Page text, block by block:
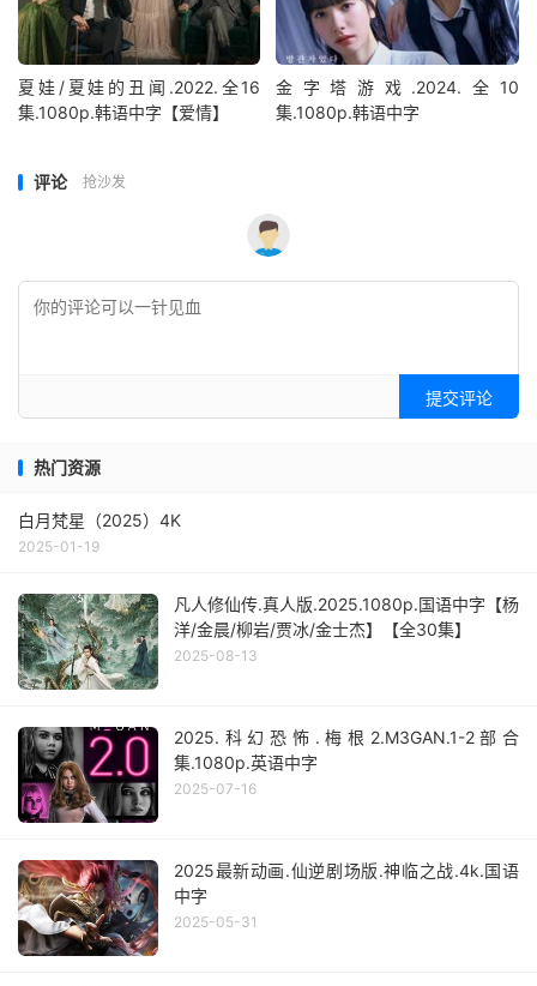
夏娃/夏娃的丑闻.2022.全16
集.1080p.韩语中字【爱情】
金字塔游戏.2024.全10
集.1080p.韩语中字
评论 抢沙发
提交评论
热门资源
白月梵星（2025）4K
2025-01-19
凡人修仙传.真人版.2025.1080p.国语中字【杨
洋/金晨/柳岩/贾冰/金士杰】【全30集】
2025-08-13
2025.科幻恐怖.梅根2.M3GAN.1-2部合
集.1080p.英语中字
2025-07-16
2025最新动画.仙逆剧场版.神临之战.4k.国语
中字
2025-05-31